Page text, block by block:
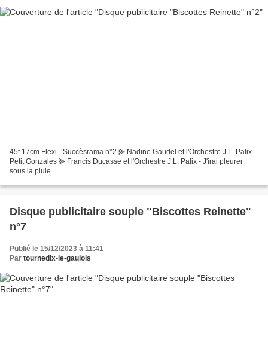
45t 17cm Flexi - Succèsrama n°2 ⫸ Nadine Gaudel et l'Orchestre J.L. Palix -
Petit Gonzales ⫸ Francis Ducasse et l'Orchestre J.L. Palix - J'irai pleurer
sous la pluie
Disque publicitaire souple "Biscottes Reinette"
n°7
Publié le 15/12/2023 à 11:41
Par tournedix-le-gaulois